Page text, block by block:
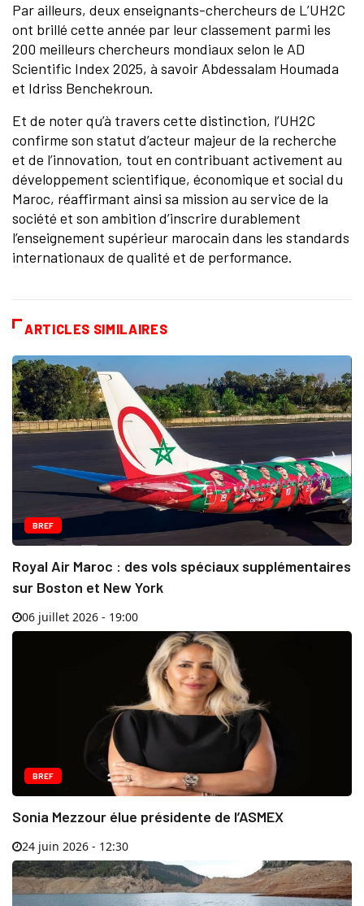
Par ailleurs, deux enseignants-chercheurs de L’UH2C
ont brillé cette année par leur classement parmi les
200 meilleurs chercheurs mondiaux selon le AD
Scientific Index 2025, à savoir Abdessalam Houmada
et Idriss Benchekroun.
Et de noter qu’à travers cette distinction, l’UH2C
confirme son statut d’acteur majeur de la recherche
et de l’innovation, tout en contribuant activement au
développement scientifique, économique et social du
Maroc, réaffirmant ainsi sa mission au service de la
société et son ambition d’inscrire durablement
l’enseignement supérieur marocain dans les standards
internationaux de qualité et de performance.
ARTICLES SIMILAIRES
BREF
Royal Air Maroc : des vols spéciaux supplémentaires
sur Boston et New York
06 juillet 2026 - 19:00
BREF
Sonia Mezzour élue présidente de l’ASMEX
24 juin 2026 - 12:30